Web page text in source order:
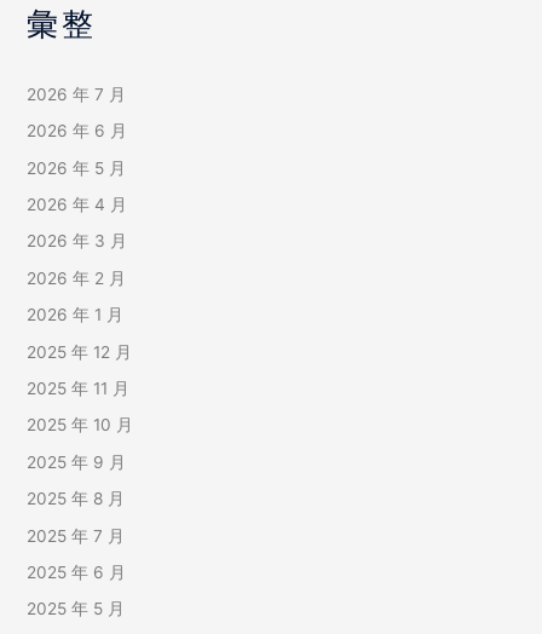
彙整
2026 年 7 月
2026 年 6 月
2026 年 5 月
2026 年 4 月
2026 年 3 月
2026 年 2 月
2026 年 1 月
2025 年 12 月
2025 年 11 月
2025 年 10 月
2025 年 9 月
2025 年 8 月
2025 年 7 月
2025 年 6 月
2025 年 5 月